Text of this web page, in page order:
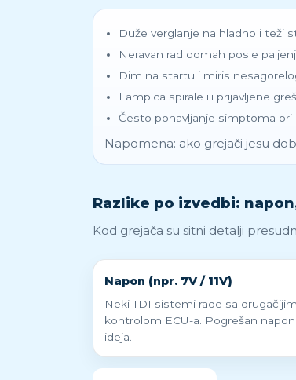
Duže verglanje na hladno i teži
Neravan rad odmah posle
Dim na startu i miris
Lampica spirale ili prijavljene
Često ponavljanje simptoma pri
Napomena: ako grejači jesu
Razlike po izvedbi:
Kod grejača su sitni detalji
Napon (npr. 7V / 11V)
Neki TDI sistemi rade sa
kontrolom ECU-a. Pogrešan
ideja.